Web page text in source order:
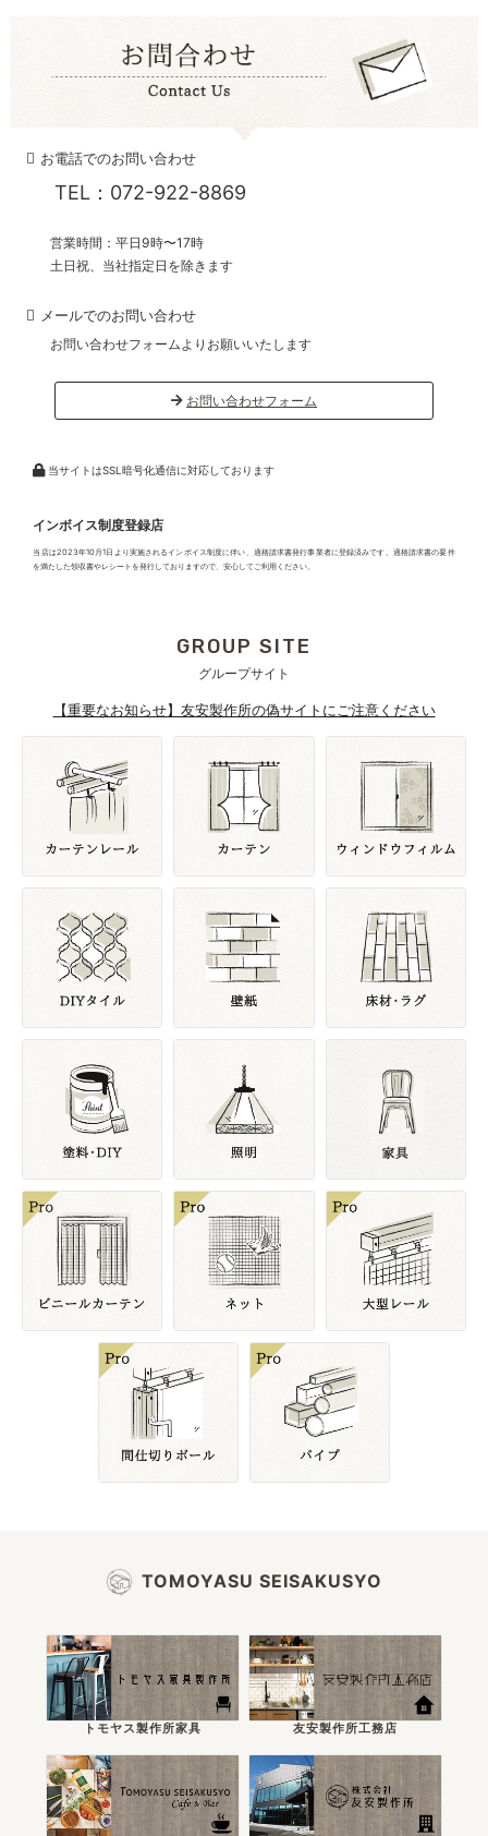
お電話でのお問い合わせ
TEL：072-922-8869
営業時間：平日9時〜17時
土日祝、当社指定日を除きます
メールでのお問い合わせ
お問い合わせフォームよりお願いいたします
お問い合わせフォーム
当サイトはSSL暗号化通信に対応しております
インボイス制度登録店
当店は2023年10月1日より実施されるインボイス制度に伴い、適格請求書発行事業者に登録済みです。適格請求書の要件
を満たした領収書やレシートを発行しておりますので、安心してご利用ください。
GROUP SITE
グループサイト
【重要なお知らせ】友安製作所の偽サイトにご注意ください
TOMOYASU SEISAKUSYO
トモヤス製作所家具 友安製作所工務店